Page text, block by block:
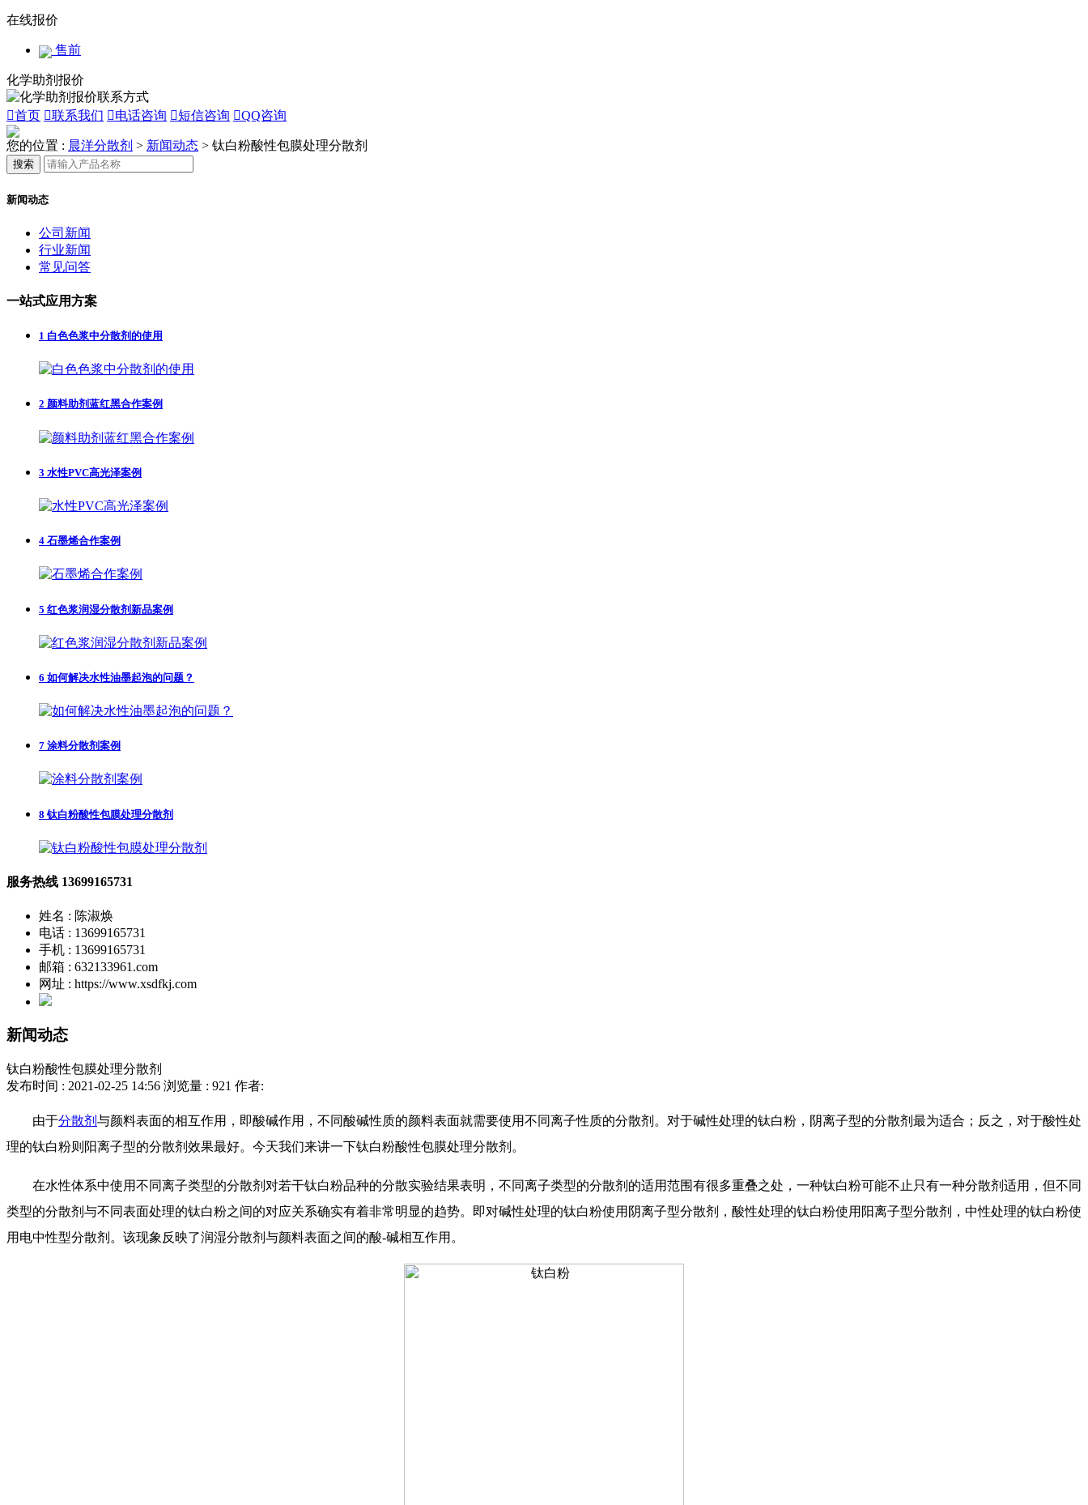
在线报价
售前
化学助剂报价
首页 联系我们 电话咨询 短信咨询 QQ咨询
您的位置 : 晨洋分散剂 > 新闻动态 > 钛白粉酸性包膜处理分散剂
搜索
新闻动态
公司新闻
行业新闻
常见问答
一站式应用方案
1 白色色浆中分散剂的使用
2 颜料助剂蓝红黑合作案例
3 水性PVC高光泽案例
4 石墨烯合作案例
5 红色浆润湿分散剂新品案例
6 如何解决水性油墨起泡的问题？
7 涂料分散剂案例
8 钛白粉酸性包膜处理分散剂
服务热线 13699165731
姓名 : 陈淑焕
电话 : 13699165731
手机 : 13699165731
邮箱 : 632133961.com
网址 : https://www.xsdfkj.com
新闻动态
钛白粉酸性包膜处理分散剂
发布时间 : 2021-02-25 14:56 浏览量 : 921 作者:
由于分散剂 与颜料表面的相互作用，即酸碱作用，不同酸碱性质的颜料表面就需要使用不同离子性质的分散剂。对于碱性处理的钛白粉，阴离子型的分散剂最为适合；反之，对于酸性处
理的钛白粉则阳离子型的分散剂效果最好。今天我们来讲一下钛白粉酸性包膜处理分散剂。
在水性体系中使用不同离子类型的分散剂对若干钛白粉品种的分散实验结果表明，不同离子类型的分散剂的适用范围有很多重叠之处，一种钛白粉可能不止只有一种分散剂适用，但不同
类型的分散剂与不同表面处理的钛白粉之间的对应关系确实有着非常明显的趋势。即对碱性处理的钛白粉使用阴离子型分散剂，酸性处理的钛白粉使用阳离子型分散剂，中性处理的钛白粉使
用电中性型分散剂。该现象反映了润湿分散剂与颜料表面之间的酸-碱相互作用。